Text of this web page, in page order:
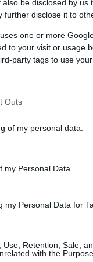
be disclosed by us
further disclose it to
one or more
to your visit or usage
party tags to use
Outs
of my personal data.
Personal Data.
my Personal Data for
Retention, Sale,
with the
és az ajtó felé
Nem mondta
végig csak
és kész.